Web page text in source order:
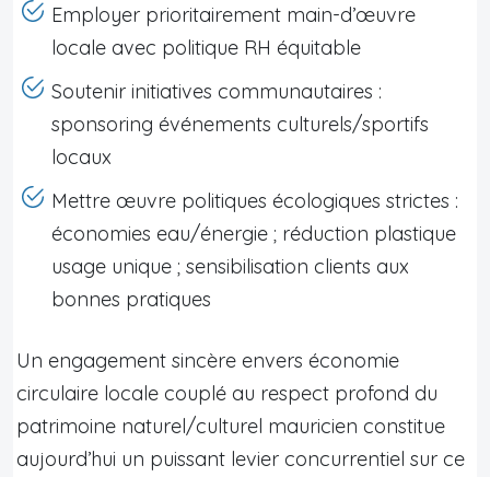
Employer prioritairement main-d’œuvre
locale avec politique RH équitable
Soutenir initiatives communautaires :
sponsoring événements culturels/sportifs
locaux
Mettre œuvre politiques écologiques strictes :
économies eau/énergie ; réduction plastique
usage unique ; sensibilisation clients aux
bonnes pratiques
Un engagement sincère envers économie
circulaire locale couplé au respect profond du
patrimoine naturel/culturel mauricien constitue
aujourd’hui un puissant levier concurrentiel sur ce